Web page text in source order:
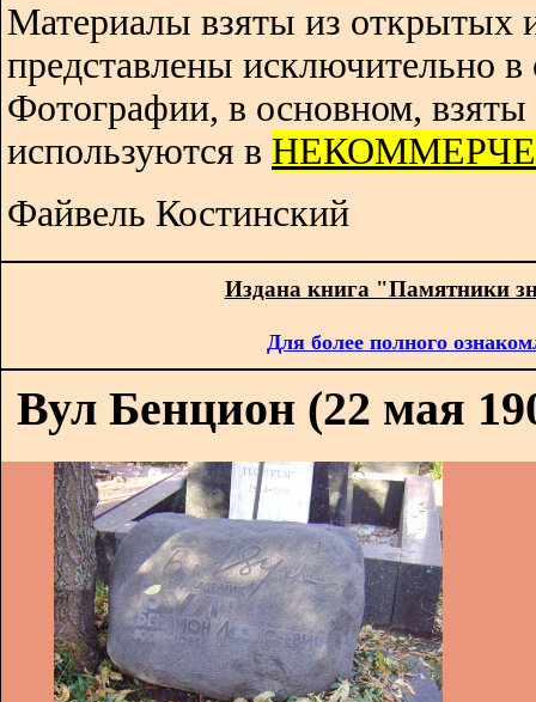
Материалы взяты из открытых
представлены исключительно
Фотографии, в основном, взяты
используются в
Файвель Костинский
Издана книга "Памятники
Для более полного
Вул Бенцион (22 мая